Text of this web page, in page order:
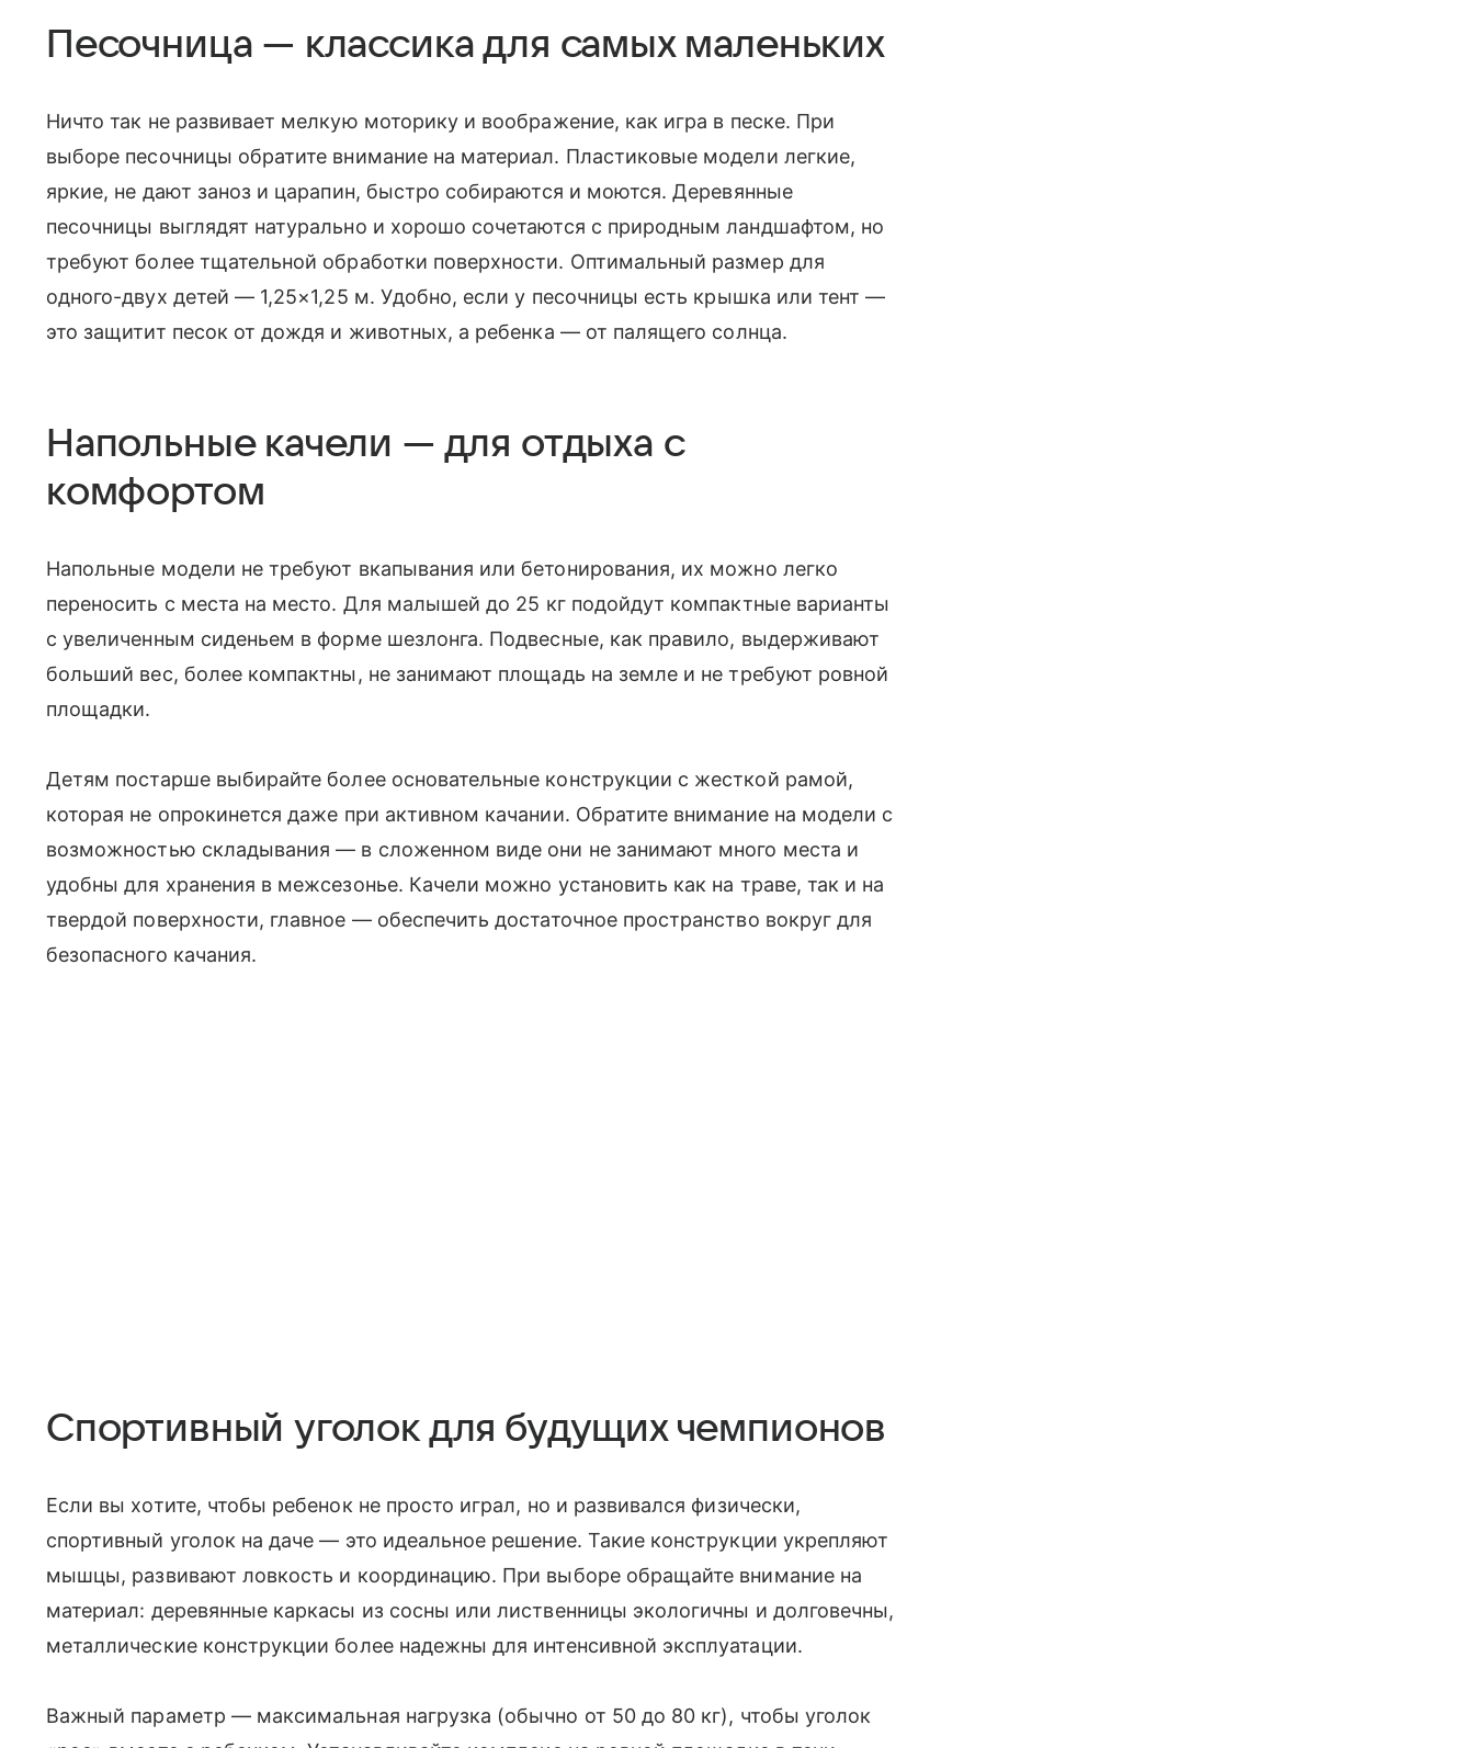
Песочница — классика для самых маленьких
Ничто так не развивает мелкую моторику и воображение, как игра в песке. При
выборе песочницы обратите внимание на материал. Пластиковые модели легкие,
яркие, не дают заноз и царапин, быстро собираются и моются. Деревянные
песочницы выглядят натурально и хорошо сочетаются с природным ландшафтом, но
требуют более тщательной обработки поверхности. Оптимальный размер для
одного-двух детей — 1,25×1,25 м. Удобно, если у песочницы есть крышка или тент —
это защитит песок от дождя и животных, а ребенка — от палящего солнца.
Напольные качели — для отдыха с
комфортом
Напольные модели не требуют вкапывания или бетонирования, их можно легко
переносить с места на место. Для малышей до 25 кг подойдут компактные варианты
с увеличенным сиденьем в форме шезлонга. Подвесные, как правило, выдерживают
больший вес, более компактны, не занимают площадь на земле и не требуют ровной
площадки.
Детям постарше выбирайте более основательные конструкции с жесткой рамой,
которая не опрокинется даже при активном качании. Обратите внимание на модели с
возможностью складывания — в сложенном виде они не занимают много места и
удобны для хранения в межсезонье. Качели можно установить как на траве, так и на
твердой поверхности, главное — обеспечить достаточное пространство вокруг для
безопасного качания.
Спортивный уголок для будущих чемпионов
Если вы хотите, чтобы ребенок не просто играл, но и развивался физически,
спортивный уголок на даче — это идеальное решение. Такие конструкции укрепляют
мышцы, развивают ловкость и координацию. При выборе обращайте внимание на
материал: деревянные каркасы из сосны или лиственницы экологичны и долговечны,
металлические конструкции более надежны для интенсивной эксплуатации.
Важный параметр — максимальная нагрузка (обычно от 50 до 80 кг), чтобы уголок